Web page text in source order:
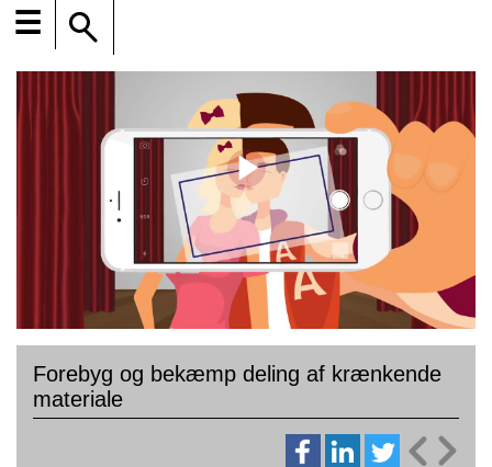
☰
Forebyg og bekæmp deling af krænkende
materiale